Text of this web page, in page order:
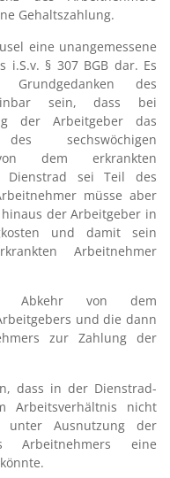
Gehaltszahlung.
eine unangemessene
i.S.v. § 307 BGB dar. Es
des
sein, dass bei
der Arbeitgeber das
sechswöchigen
von dem erkrankten
Dienstrad sei Teil des
müsse aber
der Arbeitgeber in
und damit sein
Arbeitnehmer
Abkehr von dem
und die dann
zur Zahlung der
dass in der Dienstrad-
Arbeitsverhältnis nicht
unter Ausnutzung der
Arbeitnehmers eine